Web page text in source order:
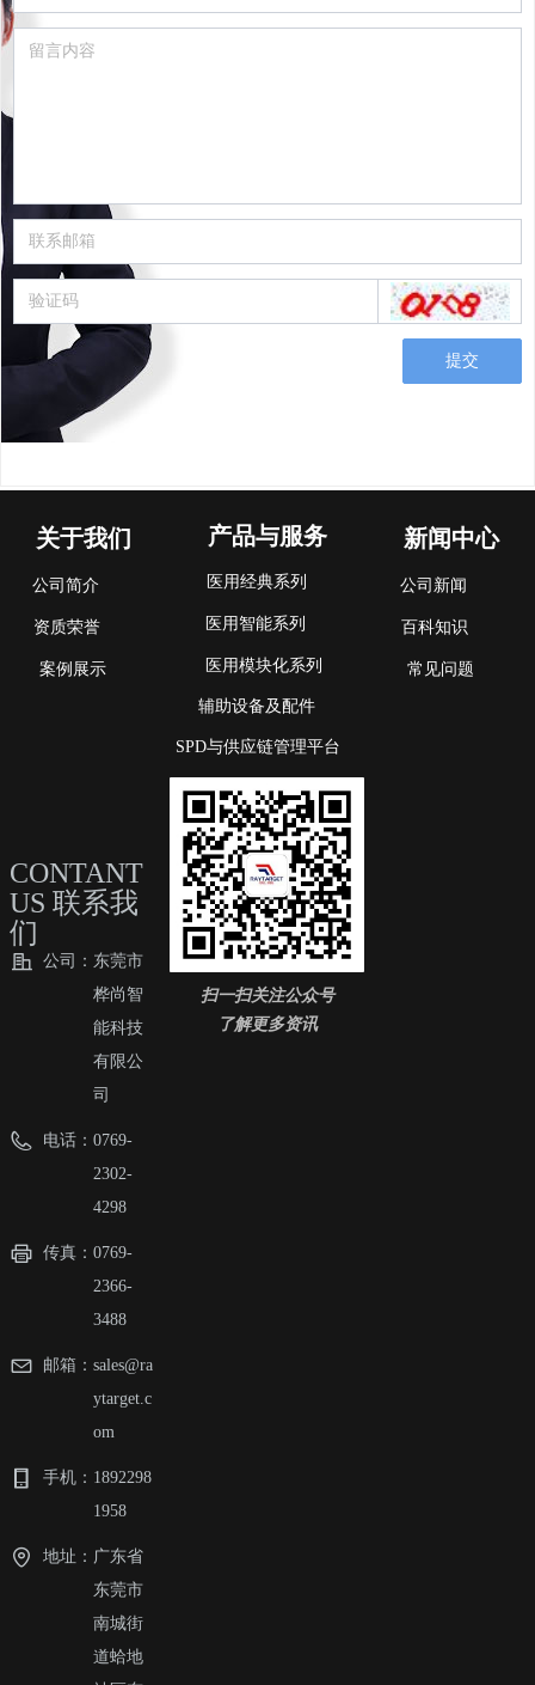
提交
CONTANT
US 联系我
们
公司： 东莞市
桦尚智
能科技
有限公
司
电话： 0769-
2302-
4298
传真： 0769-
2366-
3488
邮箱： sales@ra
ytarget.c
om
手机： 1892298
1958
地址： 广东省
东莞市
南城街
道蛤地
关于我们
公司简介
资质荣誉
案例展示
产品与服务
医用经典系列
医用智能系列
医用模块化系列
辅助设备及配件
SPD与供应链管理平台
新闻中心
公司新闻
百科知识
常见问题
扫一扫关注公众号
了解更多资讯